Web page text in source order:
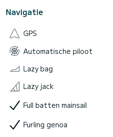
Navigatie
GPS
Automatische piloot
Lazy bag
Lazy jack
Full batten mainsail
Furling genoa